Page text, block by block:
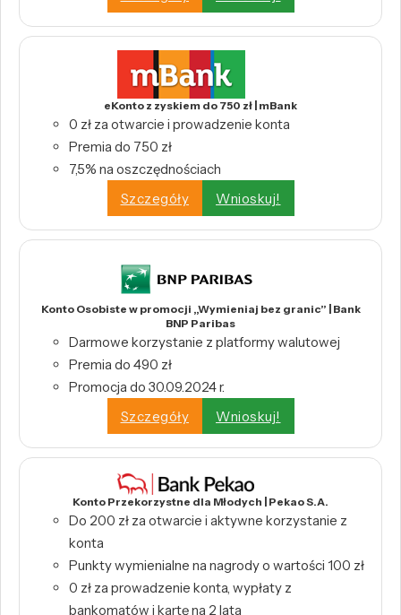
eKonto z zyskiem do 750 zł | mBank
0 zł za otwarcie i prowadzenie konta
Premia do 750 zł
7,5% na oszczędnościach
Szczegóły
Wnioskuj!
Konto Osobiste w promocji „Wymieniaj bez granic” | Bank
BNP Paribas
Darmowe korzystanie z platformy walutowej
Premia do 490 zł
Promocja do 30.09.2024 r.
Szczegóły
Wnioskuj!
Konto Przekorzystne dla Młodych | Pekao S.A.
Do 200 zł za otwarcie i aktywne korzystanie z
konta
Punkty wymienialne na nagrody o wartości 100 zł
0 zł za prowadzenie konta, wypłaty z
bankomatów i kartę na 2 lata